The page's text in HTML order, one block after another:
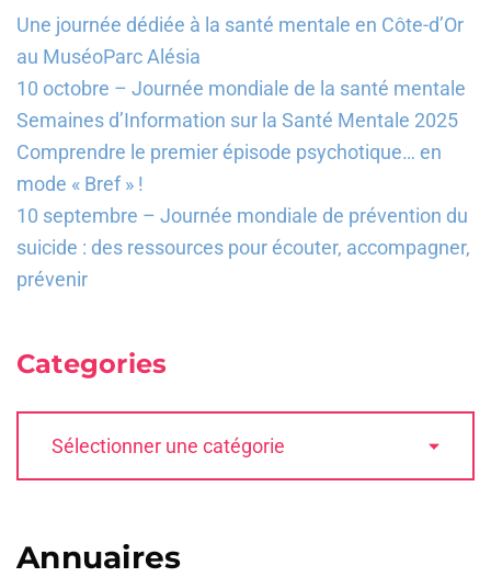
Une journée dédiée à la santé mentale en Côte-d’Or
au MuséoParc Alésia
10 octobre – Journée mondiale de la santé mentale
Semaines d’Information sur la Santé Mentale 2025
Comprendre le premier épisode psychotique… en
mode « Bref » !
10 septembre – Journée mondiale de prévention du
suicide : des ressources pour écouter, accompagner,
prévenir
Categories
Annuaires